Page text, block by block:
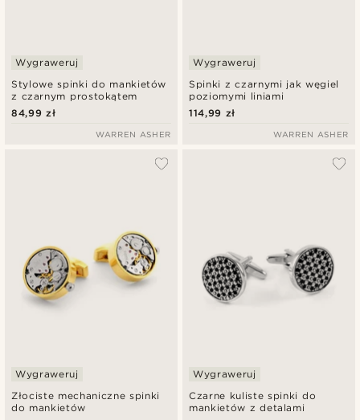
Stylowe spinki do mankietów
z czarnym prostokątem
Wygraweruj
84,99 zł
WARREN ASHER
Spinki z czarnymi jak węgiel
poziomymi liniami
Wygraweruj
114,99 zł
WARREN ASHER
Złociste mechaniczne spinki
do mankietów
Wygraweruj
Czarne kuliste spinki do
mankietów z detalami
Wygraweruj